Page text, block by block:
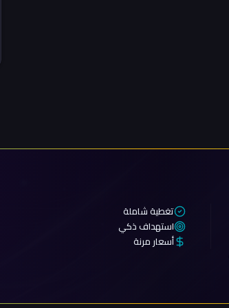
تغطية شاملة
استهداف ذكي
أسعار مرنة